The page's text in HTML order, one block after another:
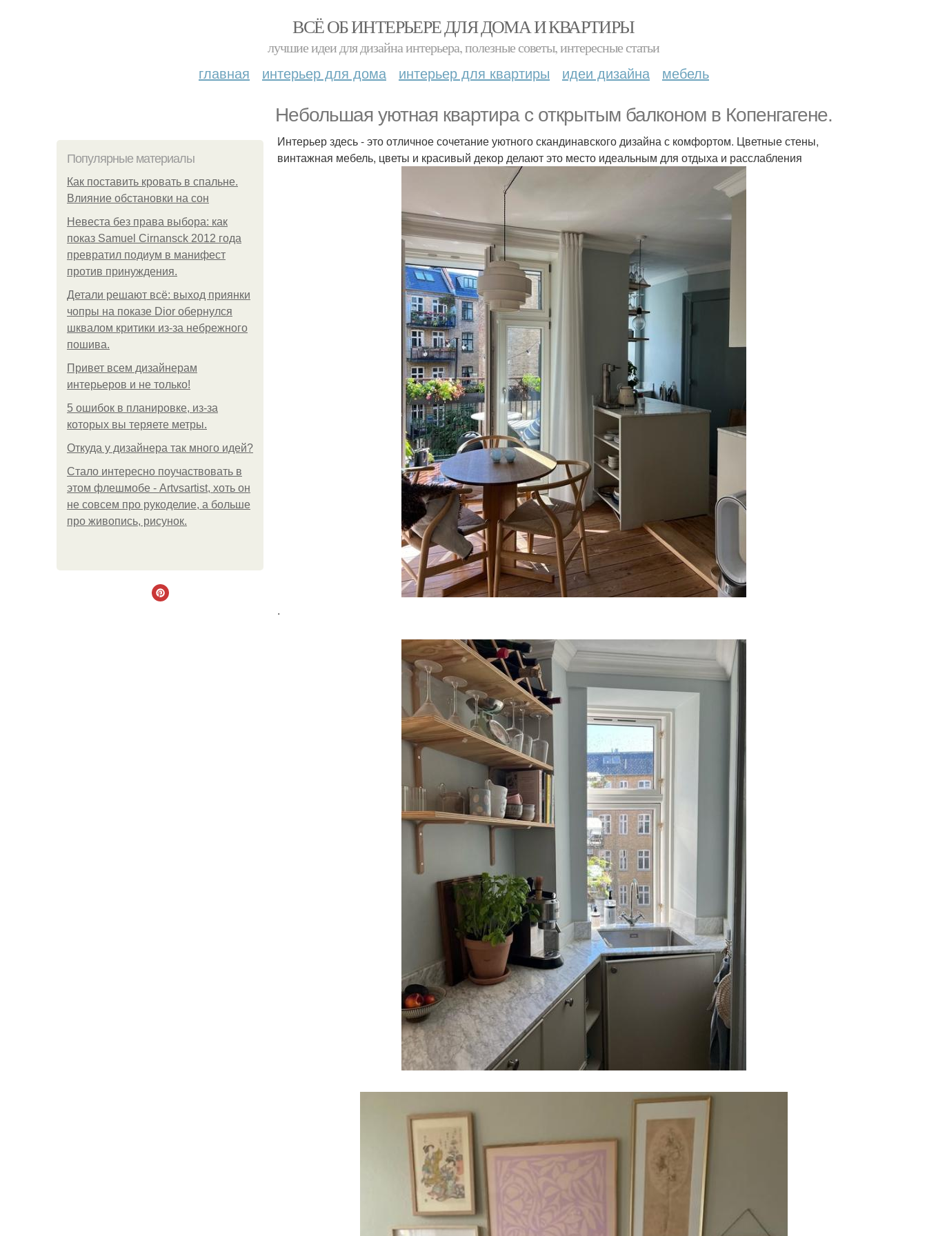
ВСЁ ОБ ИНТЕРЬЕРЕ ДЛЯ ДОМА И КВАРТИРЫ
лучшие идеи для дизайна интерьера, полезные советы, интересные статьи
главная интерьер для дома интерьер для квартиры идеи дизайна мебель
Небольшая уютная квартира с открытым балконом в Копенгагене.
Популярные материалы
Как поставить кровать в спальне.
Влияние обстановки на сон
Невеста без права выбора: как
показ Samuel Cirnansck 2012 года
превратил подиум в манифест
против принуждения.
Детали решают всё: выход приянки
чопры на показе Dior обернулся
шквалом критики из-за небрежного
пошива.
Привет всем дизайнерам
интерьеров и не только!
5 ошибок в планировке, из-за
которых вы теряете метры.
Откуда у дизайнера так много идей?
Стало интересно поучаствовать в
этом флешмобе - Artvsartist, хоть он
не совсем про рукоделие, а больше
про живопись, рисунок.
Интерьер здесь - это отличное сочетание уютного скандинавского дизайна с комфортом. Цветные стены,
винтажная мебель, цветы и красивый декор делают это место идеальным для отдыха и расслабления
.